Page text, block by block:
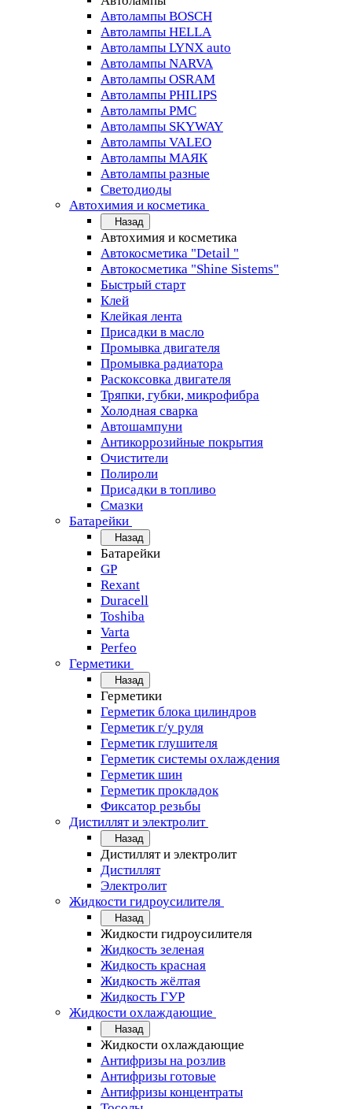
Автолампы BOSCH
Автолампы HELLA
Автолампы LYNX auto
Автолампы NARVA
Автолампы OSRAM
Автолампы PHILIPS
Автолампы PMC
Автолампы SKYWAY
Автолампы VALEO
Автолампы МАЯК
Автолампы разные
Светодиоды
Автохимия и косметика
Назад
Автохимия и косметика
Автокосметика "Detail "
Автокосметика "Shine Sistems"
Быстрый старт
Клей
Клейкая лента
Присадки в масло
Промывка двигателя
Промывка радиатора
Раскоксовка двигателя
Тряпки, губки, микрофибра
Холодная сварка
Автошампуни
Антикоррозийные покрытия
Очистители
Полироли
Присадки в топливо
Смазки
Батарейки
Назад
Батарейки
GP
Rexant
Duracell
Toshiba
Varta
Perfeo
Герметики
Назад
Герметики
Герметик блока цилиндров
Герметик г/у руля
Герметик глушителя
Герметик системы охлаждения
Герметик шин
Герметик прокладок
Фиксатор резьбы
Дистиллят и электролит
Назад
Дистиллят и электролит
Дистиллят
Электролит
Жидкости гидроусилителя
Назад
Жидкости гидроусилителя
Жидкость зеленая
Жидкость красная
Жидкость жёлтая
Жидкость ГУР
Жидкости охлаждающие
Назад
Жидкости охлаждающие
Антифризы на розлив
Антифризы готовые
Антифризы концентраты